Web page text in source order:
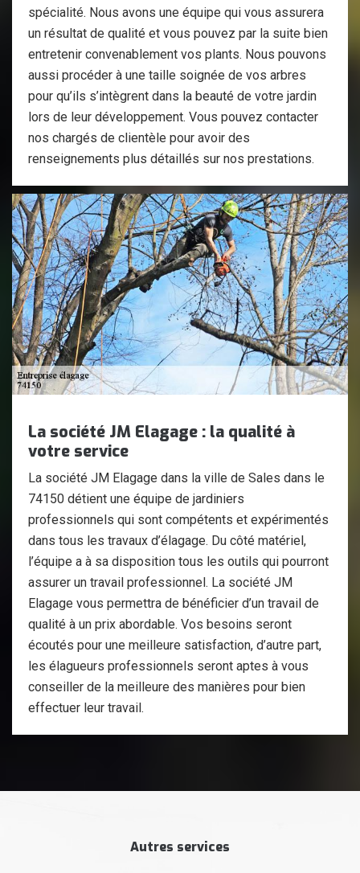
spécialité. Nous avons une équipe qui vous assurera
un résultat de qualité et vous pouvez par la suite bien
entretenir convenablement vos plants. Nous pouvons
aussi procéder à une taille soignée de vos arbres
pour qu’ils s’intègrent dans la beauté de votre jardin
lors de leur développement. Vous pouvez contacter
nos chargés de clientèle pour avoir des
renseignements plus détaillés sur nos prestations.
La société JM Elagage : la qualité à
votre service
La société JM Elagage dans la ville de Sales dans le
74150 détient une équipe de jardiniers
professionnels qui sont compétents et expérimentés
dans tous les travaux d’élagage. Du côté matériel,
l’équipe a à sa disposition tous les outils qui pourront
assurer un travail professionnel. La société JM
Elagage vous permettra de bénéficier d’un travail de
qualité à un prix abordable. Vos besoins seront
écoutés pour une meilleure satisfaction, d’autre part,
les élagueurs professionnels seront aptes à vous
conseiller de la meilleure des manières pour bien
effectuer leur travail.
Autres services